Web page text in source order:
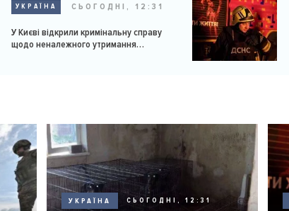
УКРАЇНА СЬОГОДНІ, 12:31
У Києві відкрили кримінальну справу
щодо неналежного утримання
УКРАЇНА СЬОГОДНІ, 12:31